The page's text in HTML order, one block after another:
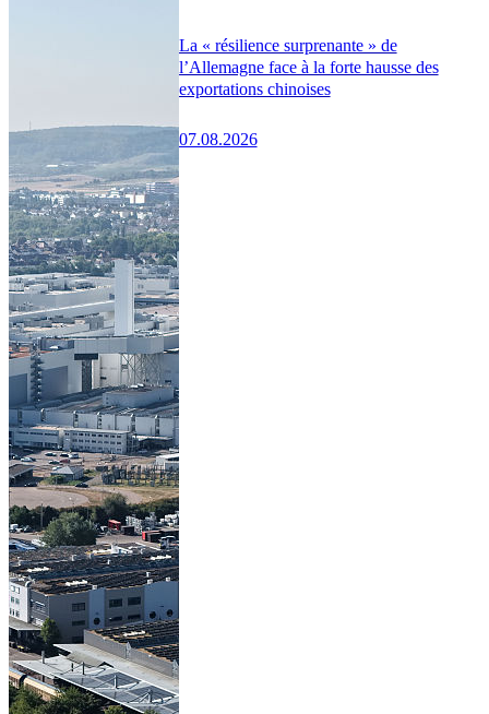
La « résilience surprenante » de
l’Allemagne face à la forte hausse des
exportations chinoises
07.08.2026